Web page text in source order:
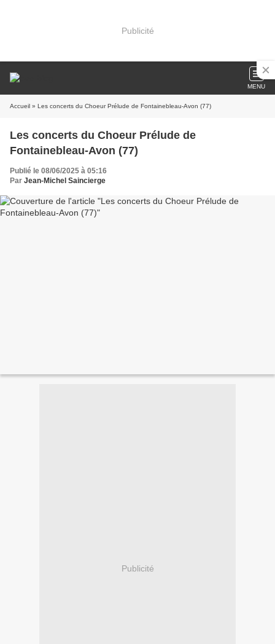
Publicité
MENU
Accueil » Les concerts du Choeur Prélude de Fontainebleau-Avon (77)
Les concerts du Choeur Prélude de
Fontainebleau-Avon (77)
Publié le 08/06/2025 à 05:16
Par Jean-Michel Saincierge
Publicité